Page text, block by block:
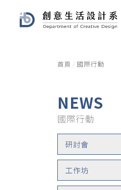
首頁 國際行動
NEWS
國際行動
研討會
工作坊